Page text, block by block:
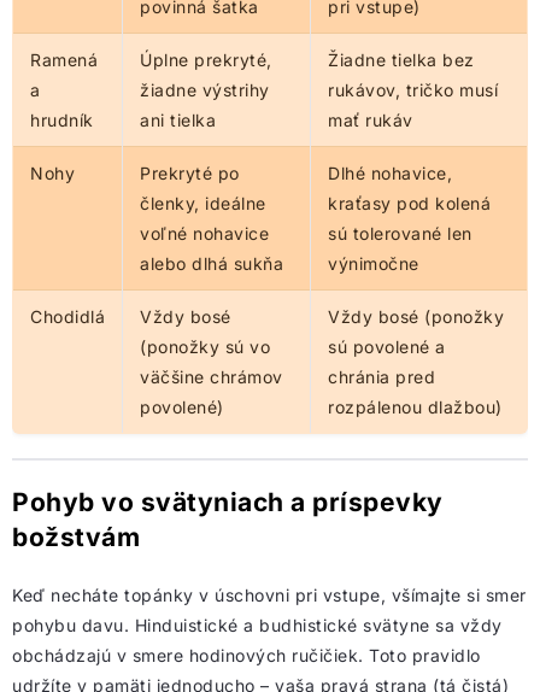
povinná šatka
pri vstupe)
Ramená
a
hrudník
Úplne prekryté,
žiadne výstrihy
ani tielka
Žiadne tielka bez
rukávov, tričko musí
mať rukáv
Nohy
Prekryté po
členky, ideálne
voľné nohavice
alebo dlhá sukňa
Dlhé nohavice,
kraťasy pod kolená
sú tolerované len
výnimočne
Chodidlá
Vždy bosé
(ponožky sú vo
väčšine chrámov
povolené)
Vždy bosé (ponožky
sú povolené a
chránia pred
rozpálenou dlažbou)
Pohyb vo svätyniach a príspevky
božstvám
Keď necháte topánky v úschovni pri vstupe, všímajte si smer
pohybu davu. Hinduistické a budhistické svätyne sa vždy
obchádzajú v smere hodinových ručičiek. Toto pravidlo
udržíte v pamäti jednoducho – vaša pravá strana (tá čistá)